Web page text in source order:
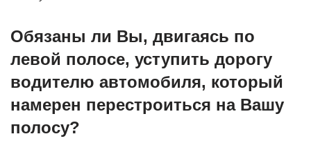
Обязаны ли Вы, двигаясь по
левой полосе, уступить дорогу
водителю автомобиля, который
намерен перестроиться на Вашу
полосу?